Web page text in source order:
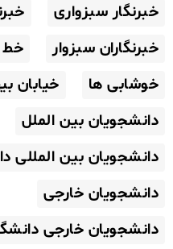
خبرنگار سبزواری
خبرنگاران سبزوار
خط 48 اینچ گاز
خوشابی ها
خیابان
دانشجویان بین الملل
دانشجویان بین المللی
دانشجویان خارجی
دانشجویان خارجی